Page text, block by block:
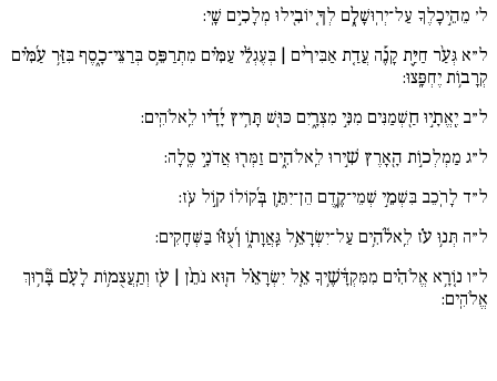
ל׳ מֵהֵ֣יכָלֶךָ עַל־יְרֽוּשָׁלִָ֑ם לְךָ֚ יוֹבִ֖ילוּ מְלָכִ֣ים שָֽׁי:
ל״א גְּעַ֨ר חַיַּ֪ת קָנֶ֡ה עֲדַ֚ת אַבִּירִ֨ים | בְּעֶגְלֵ֬י עַמִּ֗ים מִתְרַפֵּ֥ס בְּרַצֵּי־כָ֑סֶף בִּזַּ֥ר עַ֜מִּ֗ים
קְרָב֥וֹת יֶחְפָּֽצוּ:
ל״ב יֶֽאֱתָ֣יוּ חַ֖שְׁמַנִּים מִנִּ֣י מִצְרָ֑יִם כּוּ֖שׁ תָּרִ֥יץ יָ֜דָ֗יו לֵֽאלֹהִֽים:
ל״ג מַמְלְכ֣וֹת הָ֖אָרֶץ שִׁ֣ירוּ לֵֽאלֹהִ֑ים זַמְּר֖וּ אֲדֹנָ֣י סֶֽלָה:
ל״ד לָרֹֽכֵב בִּשְׁמֵ֣י שְׁמֵי־קֶ֑דֶם הֵן־יִתֵּ֥ן בְּ֜קוֹלוֹ ק֣וֹל עֹֽז:
ל״ה תְּנ֥וּ עֹ֗ז לֵֽאלֹ֫הִ֥ים עַל־יִשְׂרָאֵ֥ל גַּֽאֲוָת֑וֹ וְ֜עֻזּ֗וֹ בַּשְּׁחָקִֽים:
ל״ו נ֚וֹרָ֥א אֱלֹהִ֗ים מִמִּקְדָּ֫שֶׁ֥יךָ אֵ֚ל יִשְׂרָאֵ֗ל ה֚וּא נֹתֵ֨ן | עֹ֖ז וְתַֽעֲצֻמ֥וֹת לָעָ֗ם בָּ֘ר֥וּךְ
אֱלֹהִֽים: